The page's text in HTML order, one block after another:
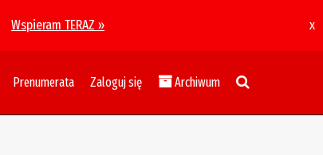
Wspieram TERAZ » x
Prenumerata Zaloguj się Archiwum